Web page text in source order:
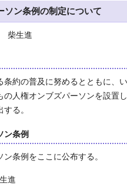
ソン条例の制定について
柴生進
約の普及に努めるとともに、
人権オンブズパーソンを設置
る。
ン条例
条例をここに公布する。
進